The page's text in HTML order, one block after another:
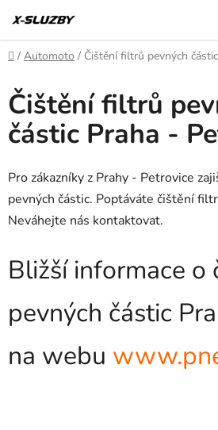
na
obsah
Domů
/ Automoto / Čištění filtrů pevných
Čištění filtrů
částic Praha -
Pro zákazníky z Prahy - Petrovice
pevných částic. Poptáváte čištění
Neváhejte nás kontaktovat.
Bližší informace o
pevných částic
na webu